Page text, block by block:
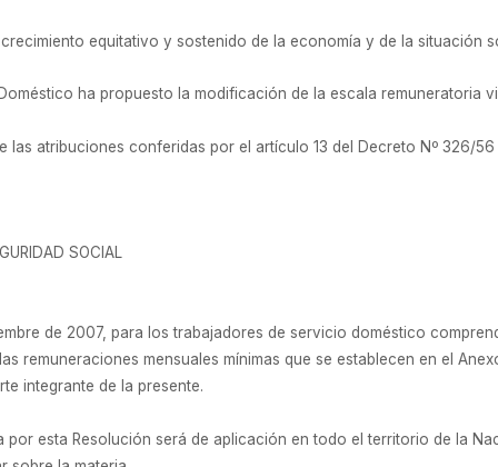
equitativo y sostenido de la economía y de la situación
ha propuesto la modificación de la escala remuneratoria
las atribuciones conferidas por el artículo 13 del Decreto Nº 326/
SOCIAL
de 2007, para los trabajadores de servicio doméstico
remuneraciones mensuales mínimas que se establecen en el
integrante de la presente.
por esta Resolución será de aplicación en todo el territorio de la